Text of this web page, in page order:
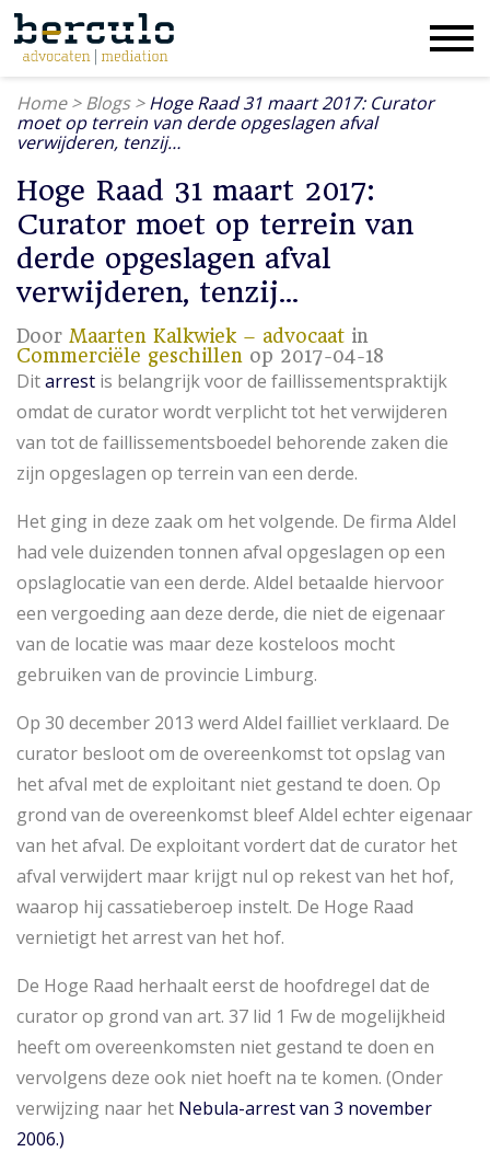
Home>Blogs>Hoge Raad 31 maart 2017: Curator
moet op terrein van derde opgeslagen afval
verwijderen, tenzij…
Hoge Raad 31 maart 2017:
Curator moet op terrein van
derde opgeslagen afval
verwijderen, tenzij…
Door Maarten Kalkwiek – advocaat in
Commerciële geschillen op 2017-04-18
Ditarrest is belangrijk voor de faillissementspraktijk
omdat de curator wordt verplicht tot het verwijderen
van tot de faillissementsboedel behorende zaken die
zijn opgeslagen op terrein van een derde.
Het ging in deze zaak om het volgende. De firma Aldel
had vele duizenden tonnen afval opgeslagen op een
opslaglocatie van een derde. Aldel betaalde hiervoor
een vergoeding aan deze derde, die niet de eigenaar
van de locatie was maar deze kosteloos mocht
gebruiken van de provincie Limburg.
Op 30 december 2013 werd Aldel failliet verklaard. De
curator besloot om de overeenkomst tot opslag van
het afval met de exploitant niet gestand te doen. Op
grond van de overeenkomst bleef Aldel echter eigenaar
van het afval. De exploitant vordert dat de curator het
afval verwijdert maar krijgt nul op rekest van het hof,
waarop hij cassatieberoep instelt. De Hoge Raad
vernietigt het arrest van het hof.
De Hoge Raad herhaalt eerst de hoofdregel dat de
curator op grond van art. 37 lid 1 Fw de mogelijkheid
heeft om overeenkomsten niet gestand te doen en
vervolgens deze ook niet hoeft na te komen. (Onder
verwijzing naar het Nebula-arrest van 3 november
2006.)